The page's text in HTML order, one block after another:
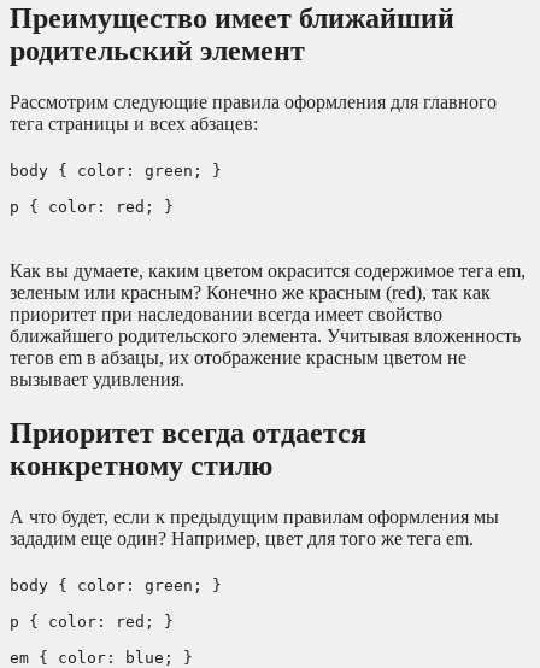
Преимущество имеет ближайший
родительский элемент
Рассмотрим следующие правила оформления для главного
тега страницы и всех абзацев:
body { color: green; }
p { color: red; }
Как вы думаете, каким цветом окрасится содержимое тега em,
зеленым или красным? Конечно же красным (red), так как
приоритет при наследовании всегда имеет свойство
ближайшего родительского элемента. Учитывая вложенность
тегов em в абзацы, их отображение красным цветом не
вызывает удивления.
Приоритет всегда отдается
конкретному стилю
А что будет, если к предыдущим правилам оформления мы
зададим еще один? Например, цвет для того же тега em.
body { color: green; }
p { color: red; }
em { color: blue; }